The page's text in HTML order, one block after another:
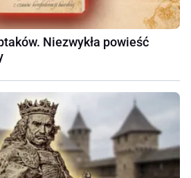
Niezwykła powieść